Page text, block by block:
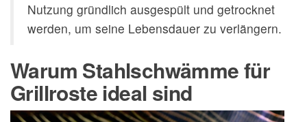
Nutzung gründlich ausgespült und getrocknet
werden, um seine Lebensdauer zu verlängern.
Warum Stahlschwämme für
Grillroste ideal sind